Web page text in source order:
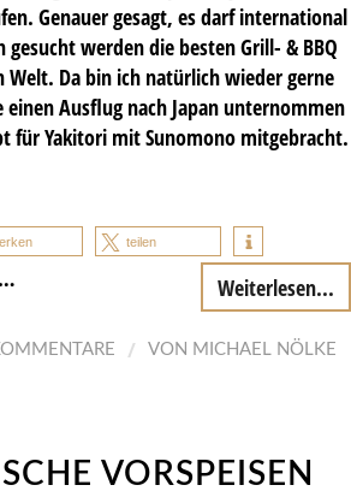
Genauer gesagt, es darf international
werden die besten Grill- & BBQ
Welt. Da bin ich natürlich wieder gerne
Ausflug nach Japan unternommen
für Yakitori mit Sunomono mitgebracht.
teilen
… Weiterlesen...
/ VON MICHAEL NÖLKE
VORSPEISEN